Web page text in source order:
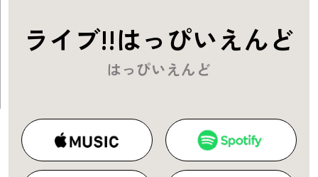
ライブ!!はっぴいえんど
はっぴいえんど